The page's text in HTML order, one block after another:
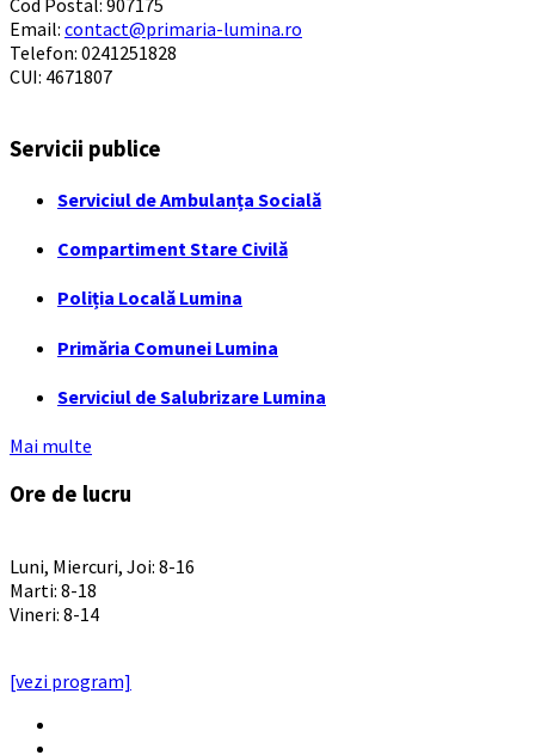
Email: contact@primaria-lumina.ro
Telefon: 0241251828
CUI: 4671807
Servicii publice
Serviciul de Ambulanța Socială
Compartiment Stare Civilă
Poliția Locală Lumina
Primăria Comunei Lumina
Serviciul de Salubrizare Lumina
Mai multe
Ore de lucru
Luni, Miercuri, Joi: 8-16
Marti: 8-18
Vineri: 8-14
[vezi program]